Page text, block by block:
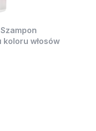
włosów